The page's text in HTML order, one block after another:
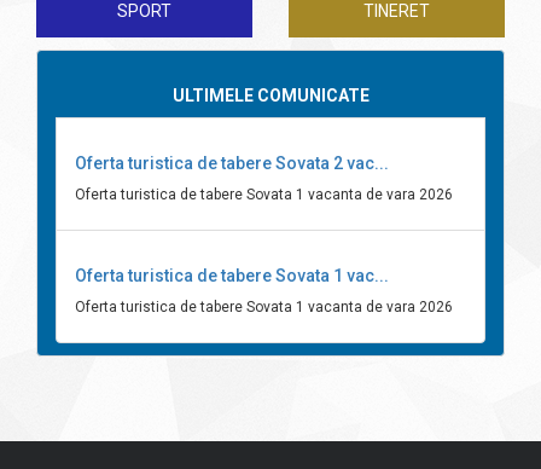
SPORT TINERET
ULTIMELE COMUNICATE
Oferta turistica de tabere Sovata 2 vac...
Oferta turistica de tabere Sovata 1 vacanta de vara 2026
Oferta turistica de tabere Sovata 1 vac...
Oferta turistica de tabere Sovata 1 vacanta de vara 2026